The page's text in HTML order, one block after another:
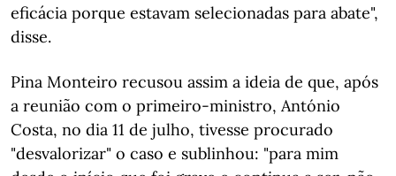
eficácia porque estavam selecionadas para abate",
disse.
Pina Monteiro recusou assim a ideia de que, após
a reunião com o primeiro-ministro, António
Costa, no dia 11 de julho, tivesse procurado
"desvalorizar" o caso e sublinhou: "para mim